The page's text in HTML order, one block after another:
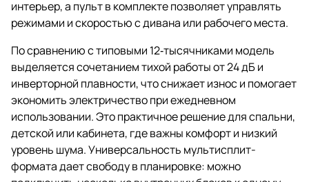
интерьер, а пульт в комплекте позволяет управлять
режимами и скоростью с дивана или рабочего места.
По сравнению с типовыми 12‑тысячниками модель
выделяется сочетанием тихой работы от 24 дБ и
инверторной плавности, что снижает износ и помогает
экономить электричество при ежедневном
использовании. Это практичное решение для спальни,
детской или кабинета, где важны комфорт и низкий
уровень шума. Универсальность мультисплит-
формата дает свободу в планировке: можно